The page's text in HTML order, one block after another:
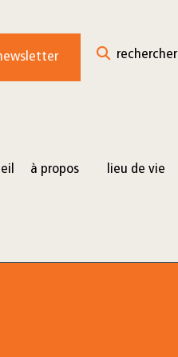
rechercher
à propos lieu de vie